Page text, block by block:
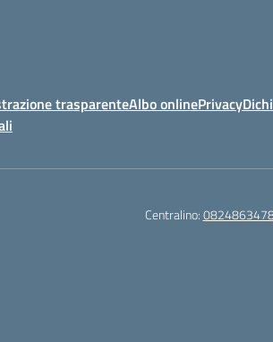
trasparenteAlbo onlinePrivacy
Centralino: